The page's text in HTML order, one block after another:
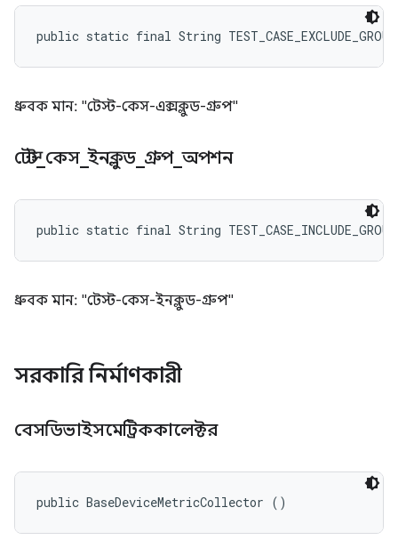
public static final String
ধ্রুবক মান: "টেস্ট-কেস-এক্সক্লুড-গ্রুপ"
টেস্ট_কেস_ইনক্লুড গ্রুপ_অপশন
public static final String
ধ্রুবক মান: "টেস্ট-কেস-ইনক্লুড-গ্রুপ"
সরকারি নির্মাণকারী
বেসডিভাইসমেট্রিককালেক্টর
public BaseDeviceMetricCollector ()